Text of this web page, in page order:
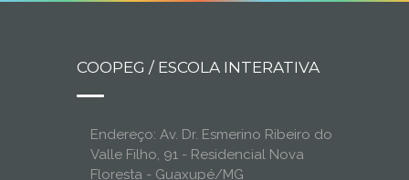
COOPEG / ESCOLA INTERATIVA
Endereço: Av. Dr. Esmerino Ribeiro do
Valle Filho, 91 - Residencial Nova
Floresta - Guaxupé/MG